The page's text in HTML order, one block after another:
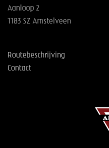
Aanloop 2
1183 SZ Amstelveen
Routebeschrijving
Contact